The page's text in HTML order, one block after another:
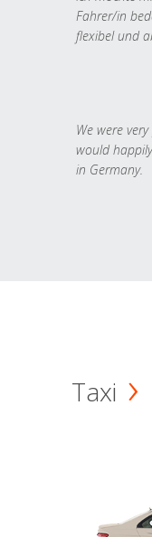
Fahrer/in
flexibel und
We were
would
in Germany.
Taxi